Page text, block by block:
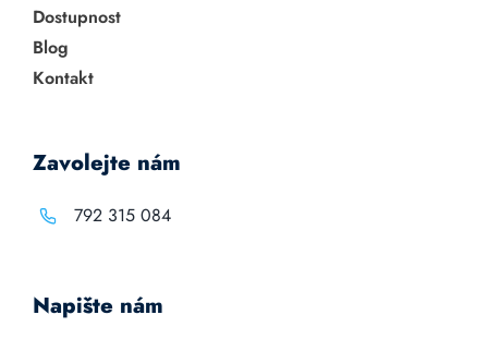
Dostupnost
Blog
Kontakt
Zavolejte nám
792 315 084
Napište nám